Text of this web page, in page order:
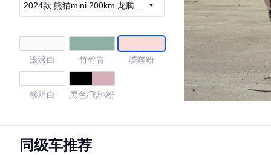
2024款 熊猫mini 200km 龙腾
滚滚白 竹竹青 噗噗粉
够坦白 黑色/飞驰粉
4.7
同级车推荐